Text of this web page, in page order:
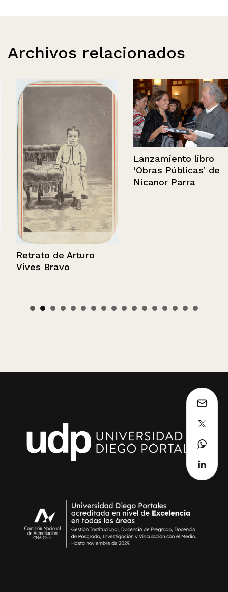
Archivos relacionados
Retrato de Arturo
Vives Bravo
Lanzamiento libro
‘Obras Públicas’ de
Nicanor Parra